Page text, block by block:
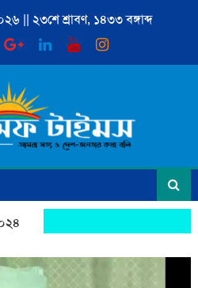
|| ২৩শে শ্রাবণ, ১৪৩৩ বঙ্গাব্দ